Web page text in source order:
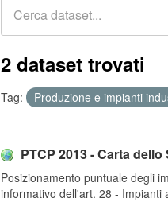
2 dataset trovati
Tag: Produzione e impianti
PTCP 2013 - Carta
Posizionamento puntuale degli
informativo dell'art. 28 - Impianti